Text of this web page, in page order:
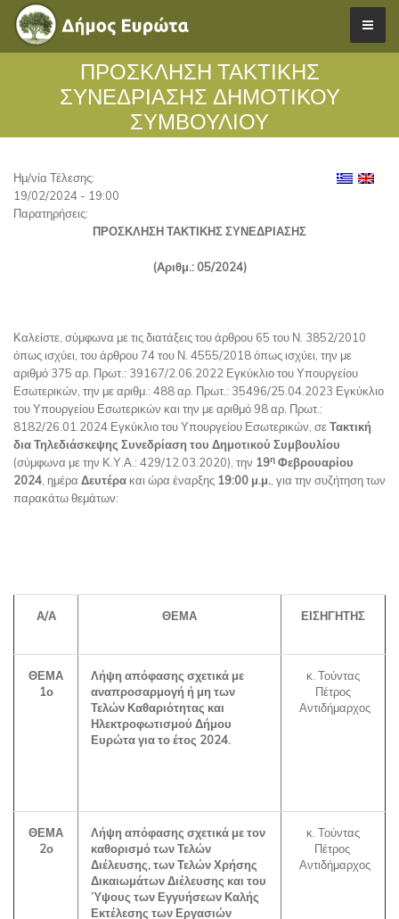
ΠΡΟΣΚΛΗΣΗ ΤΑΚΤΙΚΗΣ
ΣΥΝΕΔΡΙΑΣΗΣ ΔΗΜΟΤΙΚΟΥ
ΣΥΜΒΟΥΛΙΟΥ
Ημ/νία Τέλεσης:
19/02/2024 - 19:00
Παρατηρήσεις:
ΠΡΟΣΚΛΗΣΗ ΤΑΚΤΙΚΗΣ ΣΥΝΕΔΡΙΑΣΗΣ
(Αριθμ.: 05/2024)
Καλείστε, σύμφωνα με τις διατάξεις του άρθρου 65 του Ν. 3852/2010
όπως ισχύει, του άρθρου 74 του Ν. 4555/2018 όπως ισχύει, την με
αριθμό 375 αρ. Πρωτ.: 39167/2.06.2022 Εγκύκλιο του Υπουργείου
Εσωτερικών, την με αριθμ.: 488 αρ. Πρωτ.: 35496/25.04.2023 Εγκύκλιο
του Υπουργείου Εσωτερικών και την με αριθμό 98 αρ. Πρωτ.:
8182/26.01.2024 Εγκύκλιο του Υπουργείου Εσωτερικών, σεΤακτική
δια Τηλεδιάσκεψης Συνεδρίαση του Δημοτικού Συμβουλίου
(σύμφωνα με την Κ.Υ.Α.: 429/12.03.2020), την 19η Φεβρουαρίου
2024 , ημέρα Δευτέρα και ώρα έναρξης 19:00 μ.μ. , για την συζήτηση των
παρακάτω θεμάτων:
Α/Α ΘΕΜΑ ΕΙΣΗΓΗΤΗΣ
ΘΕΜΑ
1ο
Λήψη απόφασης σχετικά με
αναπροσαρμογή ή μη των
Τελών Καθαριότητας και
Ηλεκτροφωτισμού Δήμου
Ευρώτα για το έτος 2024.
κ. Τούντας
Πέτρος
Αντιδήμαρχος
ΘΕΜΑ
2ο
Λήψη απόφασης σχετικά με τον
καθορισμό των Τελών
Διέλευσης, των Τελών Χρήσης
Δικαιωμάτων Διέλευσης και του
Ύψους των Εγγυήσεων Καλής
Εκτέλεσης των Εργασιών
κ. Τούντας
Πέτρος
Αντιδήμαρχος